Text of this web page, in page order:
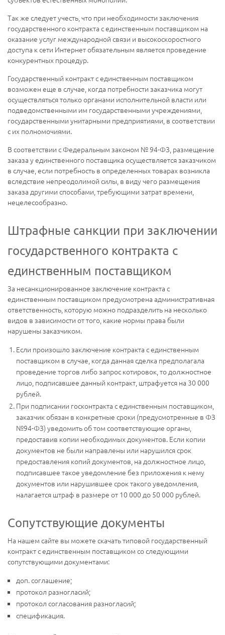
Так же следует учесть, что при необходимости заключения
государственного контракта с единственным поставщиком на
оказание услуг международной связи и высокоскоростного
доступа к сети Интернет обязательным является проведение
конкурентных процедур.
Государственный контракт с единственным поставщиком
возможен еще в случае, когда потребности заказчика могут
осуществляться только органами исполнительной власти или
подведомственными им государственными учреждениями,
государственными унитарными предприятиями, в соответствии
с их полномочиями.
В соответствии с Федеральным законом № 94-ФЗ, размещение
заказа у единственного поставщика осуществляется заказчиком
в случае, если потребность в определенных товарах возникла
вследствие непреодолимой силы, в виду чего размещения
заказа другими способами, требующими затрат времени,
нецелесообразно.
Штрафные санкции при заключении
государственного контракта с
единственным поставщиком
За несанкционированное заключение контракта с
единственным поставщиком предусмотрена административная
ответственность, которую можно подразделить на несколько
видов в зависимости от того, какие нормы права были
нарушены заказчиком.
Если произошло заключение контракта с единственным
поставщиком в случае, когда данная сделка предполагала
проведение торгов либо запрос котировок, то должностное
лицо, подписавшее данный контракт, штрафуется на 30 000
рублей.
При подписании госконтракта с единственным поставщиком,
заказчик обязан в конкретные сроки (предусмотренные в ФЗ
№94-ФЗ) уведомить об том соответствующие органы,
предоставив копии необходимых документов. Если копии
документов не были направлены или нарушился срок
предоставления копий документов, на должностное лицо,
подписавшее такое уведомление без приложения к нему
документов или нарушившее срок такого уведомления,
налагается штраф в размере от 10 000 до 50 000 рублей.
Сопутствующие документы
На нашем сайте вы можете скачать типовой государственный
контракт с единственным поставщиком со следующими
сопутствующими документами:
доп. соглашение;
протокол разногласий;
протокол согласования разногласий;
спецификация.